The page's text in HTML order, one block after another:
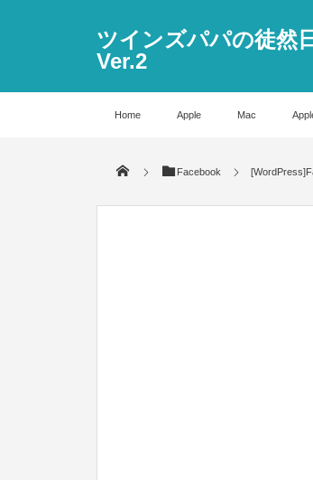
ツインズパパの徒然
Ver.2
Home Apple Mac
Facebook